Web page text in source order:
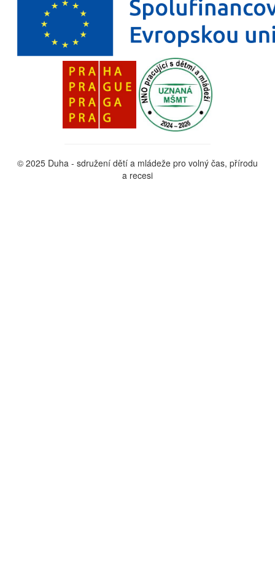
© 2025 Duha - sdružení dětí a mládeže pro volný čas, přírodu
a recesi